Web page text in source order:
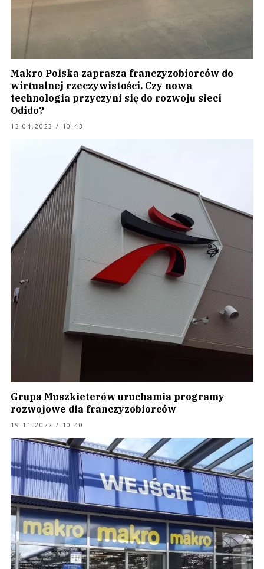
Makro Polska zaprasza franczyzobiorców do
wirtualnej rzeczywistości. Czy nowa
technologia przyczyni się do rozwoju sieci
Odido?
13.04.2023 / 10:43
Grupa Muszkieterów uruchamia programy
rozwojowe dla franczyzobiorców
19.11.2022 / 10:40